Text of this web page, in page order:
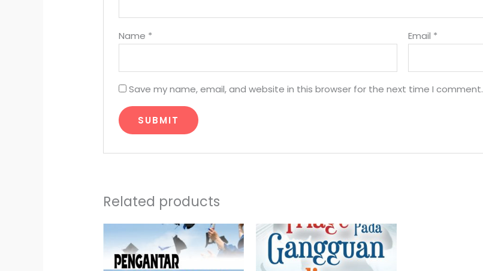
Name * Email *
Save my name, email, and website in this browser for the next time I comment.
Related products